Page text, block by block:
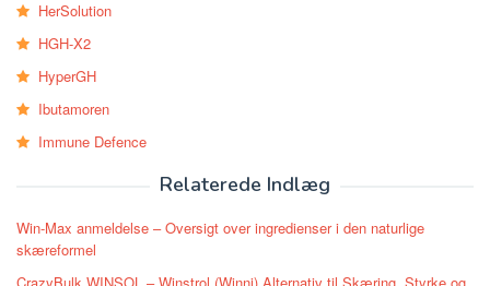
HerSolution
HGH-X2
HyperGH
Ibutamoren
Immune Defence
Relaterede Indlæg
Win-Max anmeldelse – Oversigt over ingredienser i den naturlige
skæreformel